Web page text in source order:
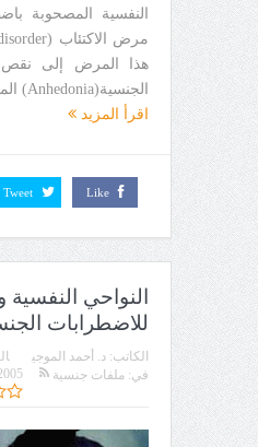
هذا المرض إلى
الجنسية(Anhedonia) المصاحبة لهذا المرض.
اقرأ المزيد
Like
Tweet
النواحي النفسية
للاضطرابات
الكاتب: د. أحمد الموجي
في: ملفات جنسية